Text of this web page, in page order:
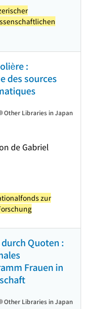
:
des sources
de Gabriel
Other Libraries in Japan
zur
Quoten :
Frauen in
Other Libraries in Japan